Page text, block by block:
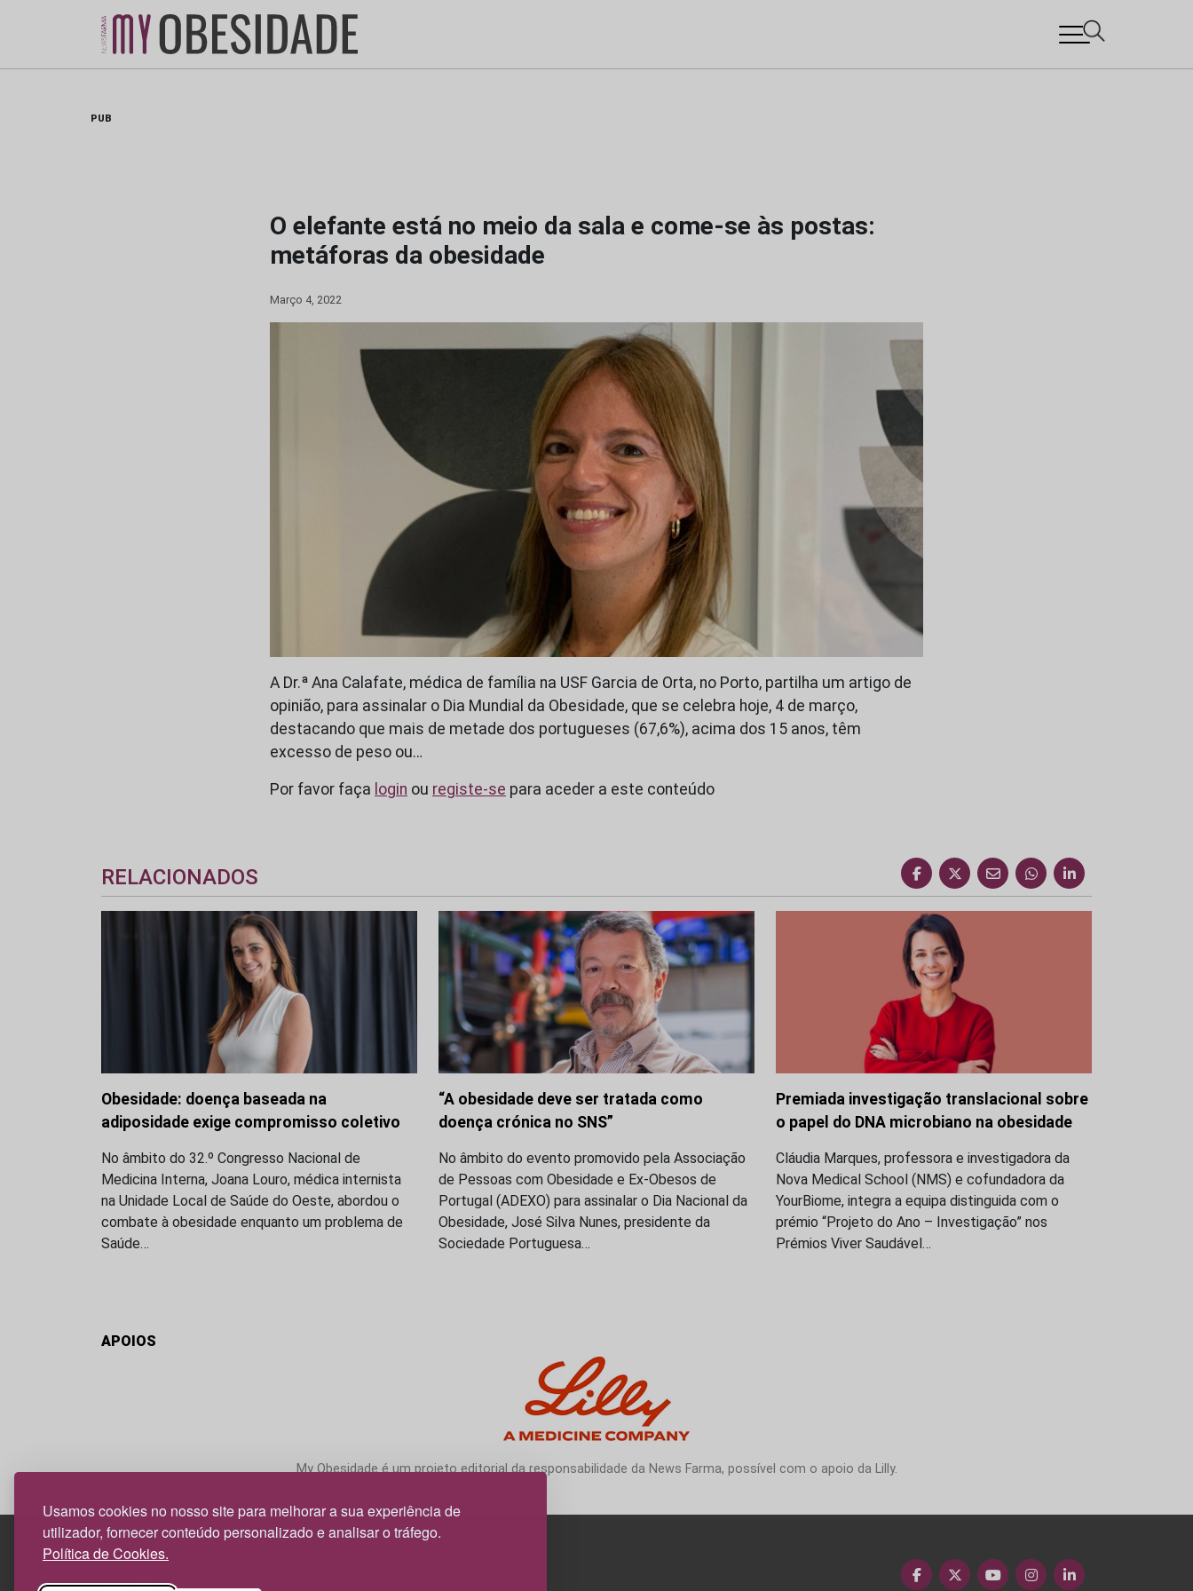
Usamos cookies no nosso site para melhorar a sua experiência de
utilizador, fornecer conteúdo personalizado e analisar o tráfego.
Política de Cookies.
PUB
O elefante está no meio da sala e come-se às postas:
metáforas da obesidade
Março 4, 2022
A Dr.ª Ana Calafate, médica de família na USF Garcia de Orta, no Porto, partilha um artigo de
opinião, para assinalar o Dia Mundial da Obesidade, que se celebra hoje, 4 de março,
destacando que mais de metade dos portugueses (67,6%), acima dos 15 anos, têm
excesso de peso ou…
Por favor faça login ou registe-se para aceder a este conteúdo
RELACIONADOS
Obesidade: doença baseada na
adiposidade exige compromisso coletivo
No âmbito do 32.º Congresso Nacional de
Medicina Interna, Joana Louro, médica internista
na Unidade Local de Saúde do Oeste, abordou o
combate à obesidade enquanto um problema de
Saúde…
“A obesidade deve ser tratada como
doença crónica no SNS”
No âmbito do evento promovido pela Associação
de Pessoas com Obesidade e Ex-Obesos de
Portugal (ADEXO) para assinalar o Dia Nacional da
Obesidade, José Silva Nunes, presidente da
Sociedade Portuguesa…
Premiada investigação translacional sobre
o papel do DNA microbiano na obesidade
Cláudia Marques, professora e investigadora da
Nova Medical School (NMS) e cofundadora da
YourBiome, integra a equipa distinguida com o
prémio “Projeto do Ano – Investigação” nos
Prémios Viver Saudável…
APOIOS
My Obesidade é um projeto editorial da responsabilidade da News Farma, possível com o apoio da Lilly.